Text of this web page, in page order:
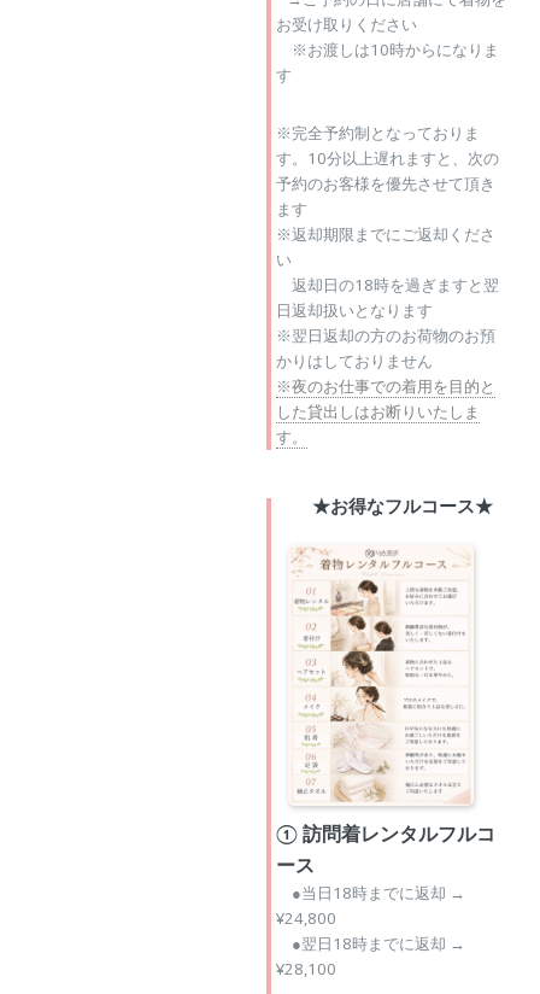
お受け取りください
※お渡しは10時からになりま
す
※完全予約制となっておりま
す。10分以上遅れますと、次の
予約のお客様を優先させて頂き
ます
※返却期限までにご返却くださ
い
返却日の18時を過ぎますと翌
日返却扱いとなります
※翌日返却の方のお荷物のお預
かりはしておりません
※夜のお仕事での着用を目的と
した貸出しはお断りいたしま
す。
★お得なフルコース★
① 訪問着レンタルフルコ
ース
●当日18時までに返却 →
¥24,800
●翌日18時までに返却 →
¥28,100